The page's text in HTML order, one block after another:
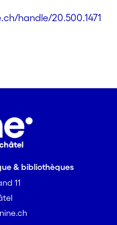
handle/20.500.1471
& bibliothèques
11